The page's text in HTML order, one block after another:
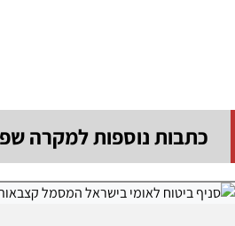
כתבות נוספות למקרה